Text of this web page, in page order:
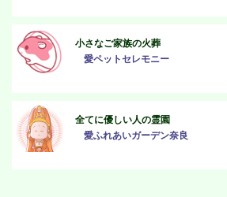
小さなご家族の火葬
愛ペットセレモニー
全てに優しい人の霊園
愛ふれあいガーデン奈良